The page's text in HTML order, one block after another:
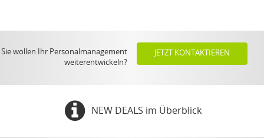
Sie wollen Ihr Personalmanagement
weiterentwickeln?
JETZT KONTAKTIEREN
NEW DEALS im Überblick